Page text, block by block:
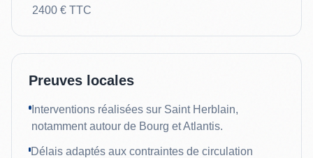
2400 € TTC
Preuves locales
Interventions réalisées sur Saint Herblain,
notamment autour de Bourg et Atlantis.
Délais adaptés aux contraintes de circulation